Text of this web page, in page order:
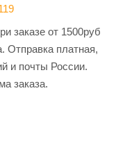
заказе от 1500руб
Отправка платная,
и почты России.
заказа.